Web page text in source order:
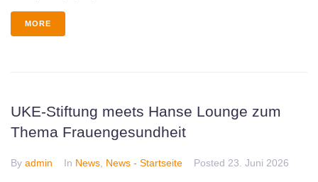
MORE
UKE-Stiftung meets Hanse Lounge zum
Thema Frauengesundheit
By admin In News News - Startseite Posted 23. Juni 2026